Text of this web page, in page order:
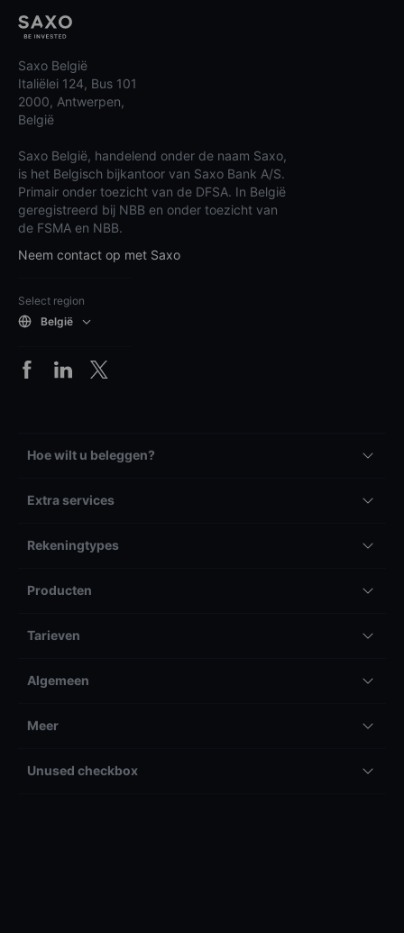
Saxo België
Italiëlei 124, Bus 101
2000, Antwerpen,
België
Saxo België, handelend onder de naam Saxo,
is het Belgisch bijkantoor van Saxo Bank A/S.
Primair onder toezicht van de DFSA. In België
geregistreerd bij NBB en onder toezicht van
de FSMA en NBB.
Neem contact op met Saxo
Select region
België
Hoe wilt u beleggen?
Extra services
Rekeningtypes
Producten
Tarieven
Algemeen
Meer
Unused checkbox